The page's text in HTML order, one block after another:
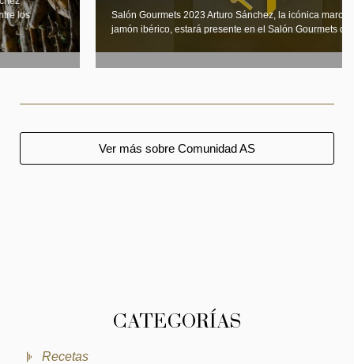
Salón Gourmets 2023 Arturo Sánchez, la icónica marca española de
jamón ibérico, estará presente en el Salón Gourmets de Madrid, ...
Ver más sobre Comunidad AS
CATEGORÍAS
Recetas